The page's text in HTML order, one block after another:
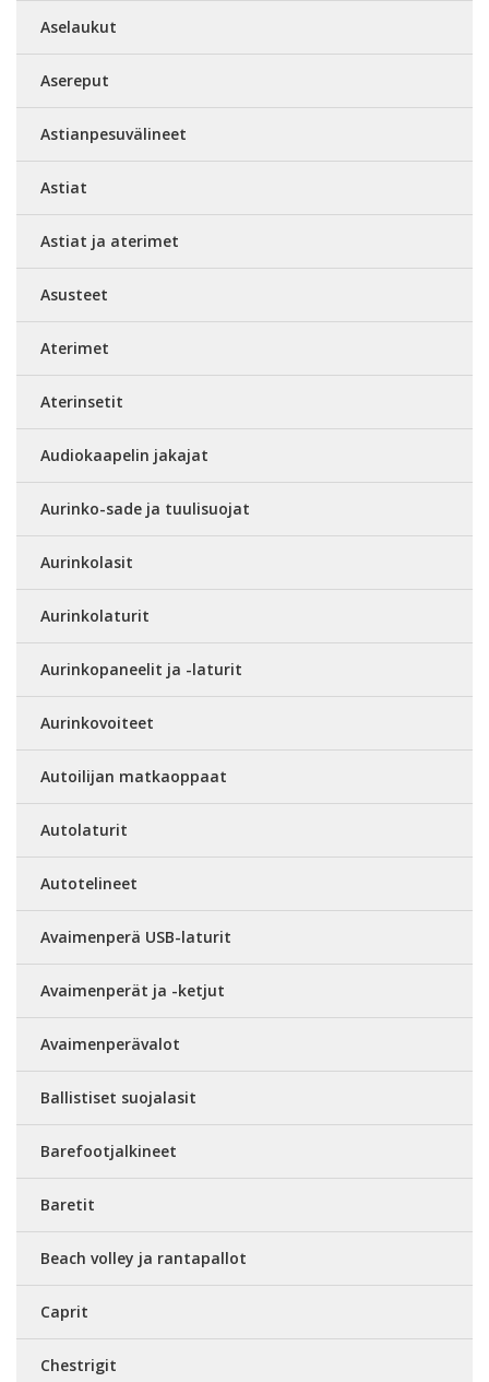
Aselaukut
Asereput
Astianpesuvälineet
Astiat
Astiat ja aterimet
Asusteet
Aterimet
Aterinsetit
Audiokaapelin jakajat
Aurinko-sade ja tuulisuojat
Aurinkolasit
Aurinkolaturit
Aurinkopaneelit ja -laturit
Aurinkovoiteet
Autoilijan matkaoppaat
Autolaturit
Autotelineet
Avaimenperä USB-laturit
Avaimenperät ja -ketjut
Avaimenperävalot
Ballistiset suojalasit
Barefootjalkineet
Baretit
Beach volley ja rantapallot
Caprit
Chestrigit